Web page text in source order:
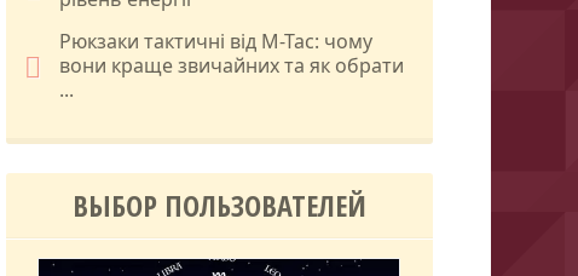
Рюкзаки тактичні від M-Tac: чому
вони краще звичайних та як обрати
...
ВЫБОР ПОЛЬЗОВАТЕЛЕЙ